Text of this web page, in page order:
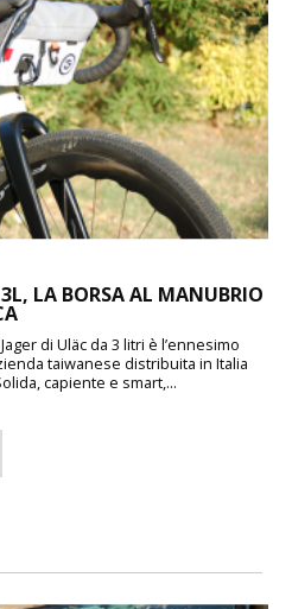
3L, LA BORSA AL MANUBRIO
di Uläc da 3 litri è l’ennesimo
taiwanese distribuita in Italia
capiente e smart,...